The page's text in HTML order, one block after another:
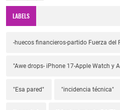
LABELS
-huecos financieros-partido Fuerza del
"Awe drops- iPhone 17-Apple Watch y
"Esa pared" "incidencia técnica"